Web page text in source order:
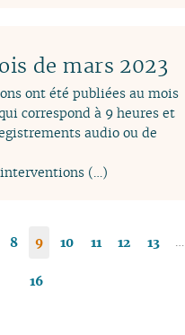
de mars 2023
ont été publiées au mois
correspond à 9 heures et
audio ou de
(…)
8 9 10 11 12 13 …
16